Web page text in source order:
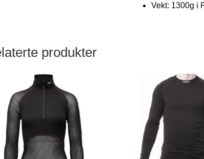
Vekt: 1300g i
produkter